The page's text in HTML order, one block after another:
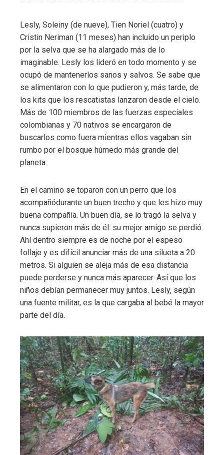
Lesly, Soleiny (de nueve), Tien Noriel (cuatro) y
Cristin Neriman (11 meses) han incluido un periplo
por la selva que se ha alargado más de lo
imaginable. Lesly los lideró en todo momento y se
ocupó de mantenerlos sanos y salvos. Se sabe que
se alimentaron con lo que pudieron y, más tarde, de
los kits que los rescatistas lanzaron desde el cielo.
Más de 100 miembros de las fuerzas especiales
colombianas y 70 nativos se encargaron de
buscarlos como fuera mientras ellos vagaban sin
rumbo por el bosque húmedo más grande del
planeta.
En el camino se toparon con un perro que los
acompañódurante un buen trecho y que les hizo muy
buena compañía. Un buen día, se lo tragó la selva y
nunca supieron más de él: su mejor amigo se perdió.
Ahí dentro siempre es de noche por el espeso
follaje y es difícil anunciar más de una silueta a 20
metros. Si alguien se aleja más de esa distancia
puede perderse y nunca más aparecer. Así que los
niños debían permanecer muy juntos. Lesly, según
una fuente militar, es la que cargaba al bebé la mayor
parte del día.